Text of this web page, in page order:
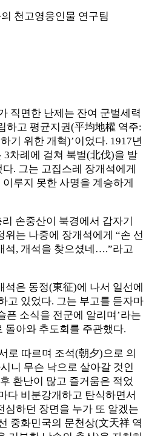
천고영웅인물 연구팀
직면한 난제는 잔여 군벌세력
하고 평균지권(平均地權 역주:
기 위한 개혁)’이었다. 1917년
3차례에 걸쳐 북벌(北伐)을 발
. 그는 고집스레 장개석에게
루지 못한 사명을 계승하게
손중산이 북경에서 갑자기
위는 나중에 장개석에게 “손 선
석, 개석을 찾으셨네….”라고
은 동정(東征)에 나서 일선에
고 있었다. 그는 부고를 듣자마
픈 소식을 전군에 알리며’라는
돌아와 추도회를 주관했다.
로 따르며 조석(朝夕)으로 의
니 무슨 낙으로 살아갈 것인
환난이 많고 즐거움은 적었
다 비분강개하고 탄식하면서
심하던 장면을 누가 또 알겠는
중화민국의 문천상(文天祥 역